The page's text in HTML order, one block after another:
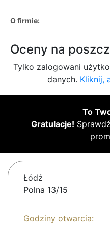
O firmie:
Oceny na
Tylko zalogowani
danych. Kliknij,
To
Gratulacje!
Łódź
Polna 13/15
Godziny otwarcia: